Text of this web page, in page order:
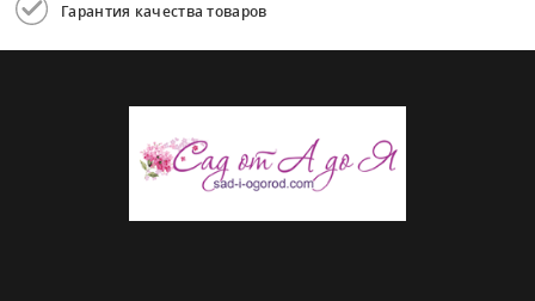
Гарантия качества товаров